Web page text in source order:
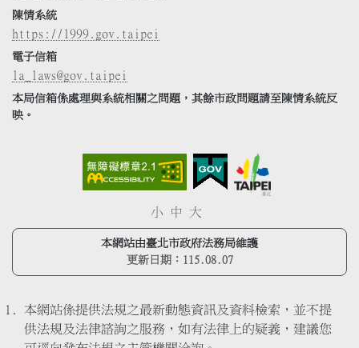
陳情系統
https://1999.gov.taipei
電子信箱
la_laws@gov.taipei
本局信箱係處理與系統相關之問題，其餘市政問題請至陳情系統反
映。
小 中 大
本網站由臺北市政府法務局維護
更新日期： 115.08.07
本網站係提供法規之最新動態資訊及資料檢索，並不提
供法規及法律諮詢之服務，如有法律上的疑義，建議您